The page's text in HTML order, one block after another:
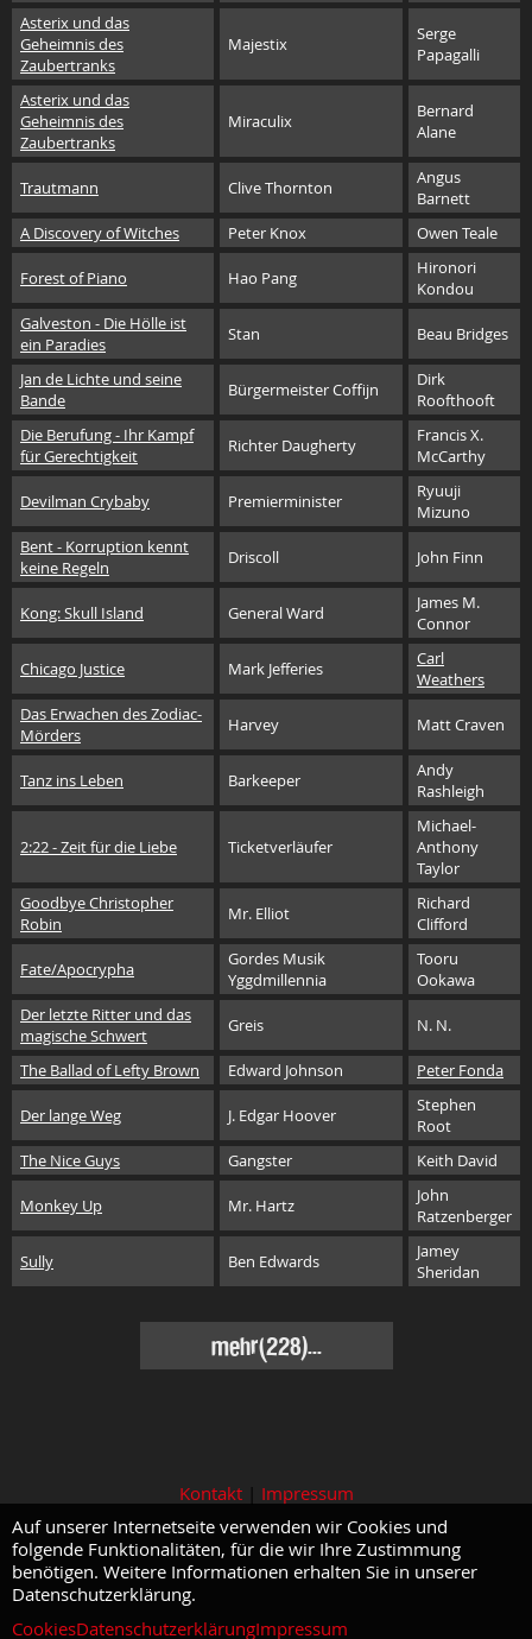
Asterix und das
Geheimnis des
Zaubertranks
Majestix
Serge
Papagalli
Asterix und das
Geheimnis des
Zaubertranks
Miraculix
Bernard
Alane
Trautmann Clive Thornton
Angus
Barnett
A Discovery of Witches
Peter Knox Owen Teale
Forest of Piano Hao Pang
Hironori
Kondou
Galveston - Die Hölle ist
ein Paradies
Stan Beau Bridges
Jan de Lichte und seine
Bande
Bürgermeister Coffijn
Dirk
Roofthooft
Die Berufung - Ihr Kampf
für Gerechtigkeit
Richter Daugherty
Francis X.
McCarthy
Devilman Crybaby Premierminister
Ryuuji
Mizuno
Bent - Korruption kennt
keine Regeln
Driscoll John Finn
Kong: Skull Island General Ward
James M.
Connor
Chicago Justice Mark Jefferies
Carl
Weathers
Das Erwachen des Zodiac-
Mörders
Harvey Matt Craven
Tanz ins Leben Barkeeper
Andy
Rashleigh
2:22 - Zeit für die Liebe Ticketverläufer
Michael-
Anthony
Taylor
Goodbye Christopher
Robin
Mr. Elliot
Richard
Clifford
Fate/Apocrypha
Gordes Musik
Yggdmillennia
Tooru
Ookawa
Der letzte Ritter und das
magische Schwert
Greis N. N.
The Ballad of Lefty Brown Edward Johnson Peter Fonda
Der lange Weg J. Edgar Hoover
Stephen
Root
The Nice Guys
Gangster Keith David
Monkey Up Mr. Hartz
John
Ratzenberger
Sully Ben Edwards
Jamey
Sheridan
mehr(228)...
Kontakt| Impressum
Auf unserer Internetseite verwenden wir Cookies und
folgende Funktionalitäten, für die wir Ihre Zustimmung
benötigen. Weitere Informationen erhalten Sie in unserer
Datenschutzerklärung.
CookiesDatenschutzerklärungImpressum